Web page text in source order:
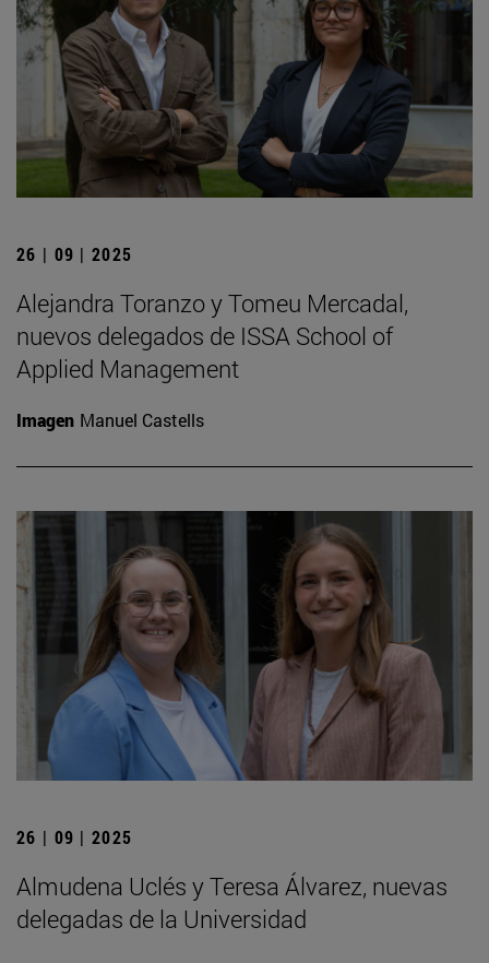
26 | 09 | 2025
Alejandra Toranzo y Tomeu Mercadal,
nuevos delegados de ISSA School of
Applied Management
Imagen Manuel Castells
26 | 09 | 2025
Almudena Uclés y Teresa Álvarez, nuevas
delegadas de la Universidad